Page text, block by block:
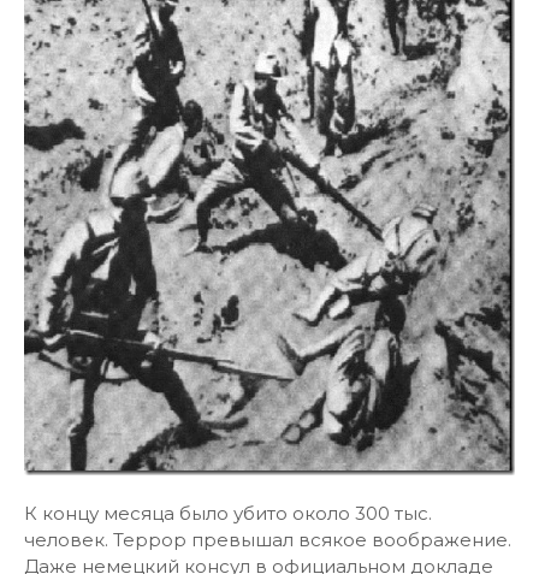
К концу месяца было убито около 300 тыс.
человек. Террор превышал всякое воображение.
Даже немецкий консул в официальном докладе